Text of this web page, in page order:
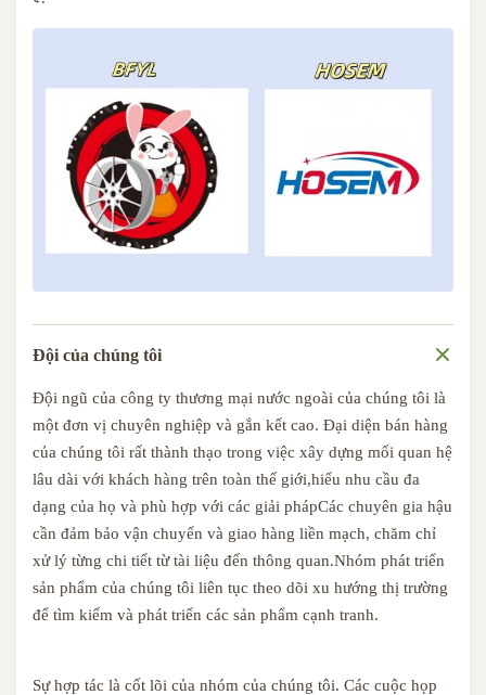
Đội của chúng tôi
Đội ngũ của công ty thương mại nước ngoài của chúng tôi là
một đơn vị chuyên nghiệp và gắn kết cao. Đại diện bán hàng
của chúng tôi rất thành thạo trong việc xây dựng mối quan hệ
lâu dài với khách hàng trên toàn thế giới,hiểu nhu cầu đa
dạng của họ và phù hợp với các giải phápCác chuyên gia hậu
cần đảm bảo vận chuyển và giao hàng liền mạch, chăm chỉ
xử lý từng chi tiết từ tài liệu đến thông quan.Nhóm phát triển
sản phẩm của chúng tôi liên tục theo dõi xu hướng thị trường
để tìm kiếm và phát triển các sản phẩm cạnh tranh.
Sự hợp tác là cốt lõi của nhóm của chúng tôi. Các cuộc họp